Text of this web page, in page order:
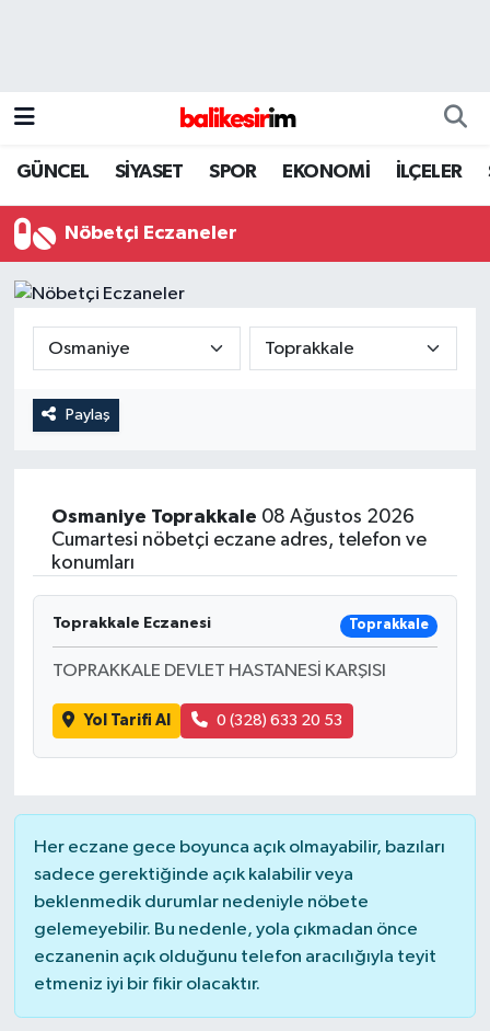
GÜNCEL SİYASET SPOR EKONOMİ İLÇELER
Nöbetçi Eczaneler
Paylaş
Osmaniye Toprakkale 08 Ağustos 2026
Cumartesi nöbetçi eczane adres, telefon ve
konumları
Toprakkale Eczanesi Toprakkale
TOPRAKKALE DEVLET HASTANESİ KARŞISI
Yol Tarifi Al 0 (328) 633 20 53
Her eczane gece boyunca açık olmayabilir, bazıları
sadece gerektiğinde açık kalabilir veya
beklenmedik durumlar nedeniyle nöbete
gelemeyebilir. Bu nedenle, yola çıkmadan önce
eczanenin açık olduğunu telefon aracılığıyla teyit
etmeniz iyi bir fikir olacaktır.